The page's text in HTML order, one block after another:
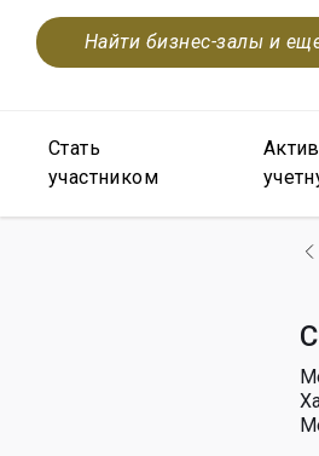
Найти бизнес-залы и
Стать
участником